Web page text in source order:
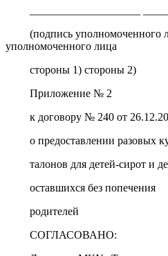
(подпись уполномоченного
уполномоченного лица
стороны 1) стороны 2)
Приложение № 2
к договору № 240 от
о предоставлении разовых
талонов для детей-сирот и
оставшихся без попечения
родителей
СОГЛАСОВАНО: